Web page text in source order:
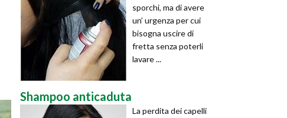
sporchi, ma di avere
un’ urgenza per cui
bisogna uscire di
fretta senza poterli
lavare ...
Shampoo anticaduta
La perdita dei capelli